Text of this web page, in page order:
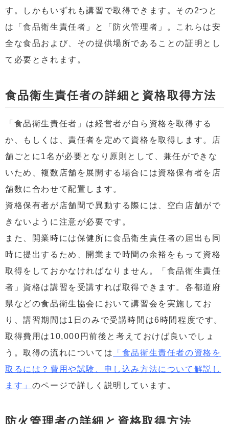
す。しかもいずれも講習で取得できます。その2つと
は「食品衛生責任者」と「防火管理者」。これらは安
全な食品および、その提供場所であることの証明とし
て必要とされます。
食品衛生責任者の詳細と資格取得方法
「食品衛生責任者」は経営者が自ら資格を取得する
か、もしくは、責任者を定めて資格を取得します。店
舗ごとに1名が必要となり原則として、兼任ができな
いため、複数店舗を展開する場合には資格保有者を店
舗数に合わせて配置します。
資格保有者が店舗間で異動する際には、空白店舗がで
きないように注意が必要です。
また、開業時には保健所に食品衛生責任者の届出も同
時に提出するため、開業まで時間の余裕をもって資格
取得をしておかなければなりません。「食品衛生責任
者」資格は講習を受講すれば取得できます。各都道府
県などの食品衛生協会において講習会を実施してお
り、講習期間は1日のみで受講時間は6時間程度です。
取得費用は10,000円前後と考えておけば良いでしょ
う。取得の流れについては
「食品衛生責任者の資格を
取るには？費用や試験、申し込み方法について解説し
ます」 のページで詳しく説明しています。
防火管理者の詳細と資格取得方法